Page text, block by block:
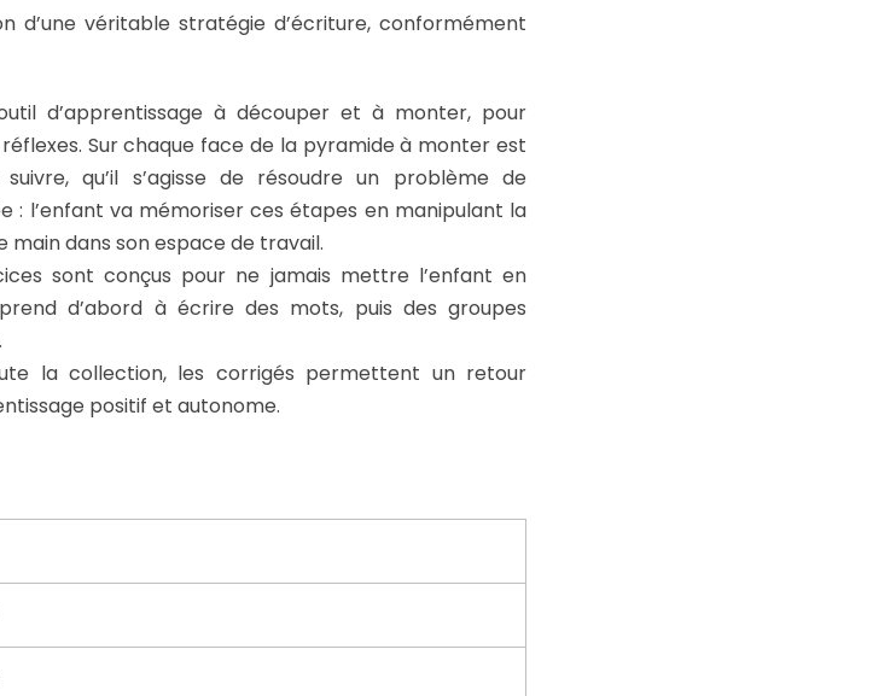
d’une véritable stratégie d’écriture, conformément
d’apprentissage à découper et à monter, pour
Sur chaque face de la pyramide à monter est
qu’il s’agisse de résoudre un problème de
: l’enfant va mémoriser ces étapes en manipulant la
dans son espace de travail.
sont conçus pour ne jamais mettre l’enfant en
d’abord à écrire des mots, puis des groupes
la collection, les corrigés permettent un retour
positif et autonome.